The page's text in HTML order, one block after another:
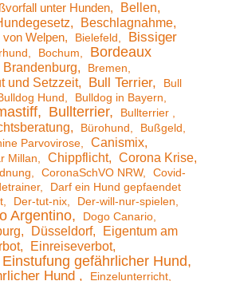
unter Hunden
Bellen
Beschlagnahme
von Welpen Bielefeld
Bissiger
Bochum
Bordeaux
Brandenburg
Bremen
und Setzzeit Bull Terrier
Bull
Hund Bulldog in Bayern
Bullterrier Bullterrier
Bürohund Bußgeld
Parvovirose Canismix
Millan Chippflicht Corona Krise
CoronaSchVO NRW
Covid-
Darf ein Hund gepfaendet
Der-tut-nix
Der-will-nur-spielen
Argentino Dogo Canario
Düsseldorf
Eigentum am
Einreiseverbot
Einstufung gefährlicher Hund
Hund
Einzelunterricht